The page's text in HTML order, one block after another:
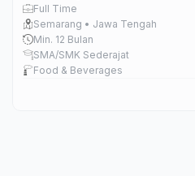
Full Time
Semarang • Jawa Tengah
Min. 12 Bulan
SMA/SMK Sederajat
Food & Beverages